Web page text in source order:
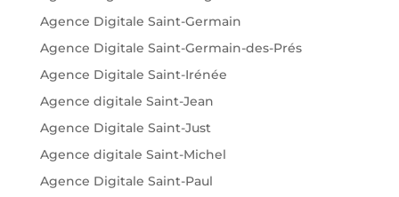
Agence Digitale Saint-Germain
Agence Digitale Saint-Germain-des-Prés
Agence Digitale Saint-Irénée
Agence digitale Saint-Jean
Agence Digitale Saint-Just
Agence digitale Saint-Michel
Agence Digitale Saint-Paul